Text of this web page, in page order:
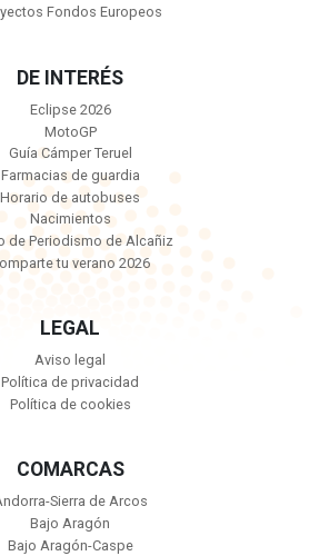
Fondos Europeos
DE INTERÉS
Eclipse 2026
MotoGP
Guía Cámper Teruel
Farmacias de guardia
Horario de autobuses
Nacimientos
de Periodismo de Alcañiz
tu verano 2026
LEGAL
Aviso legal
Política de privacidad
Política de cookies
COMARCAS
Sierra de Arcos
Bajo Aragón
Bajo Aragón-Caspe